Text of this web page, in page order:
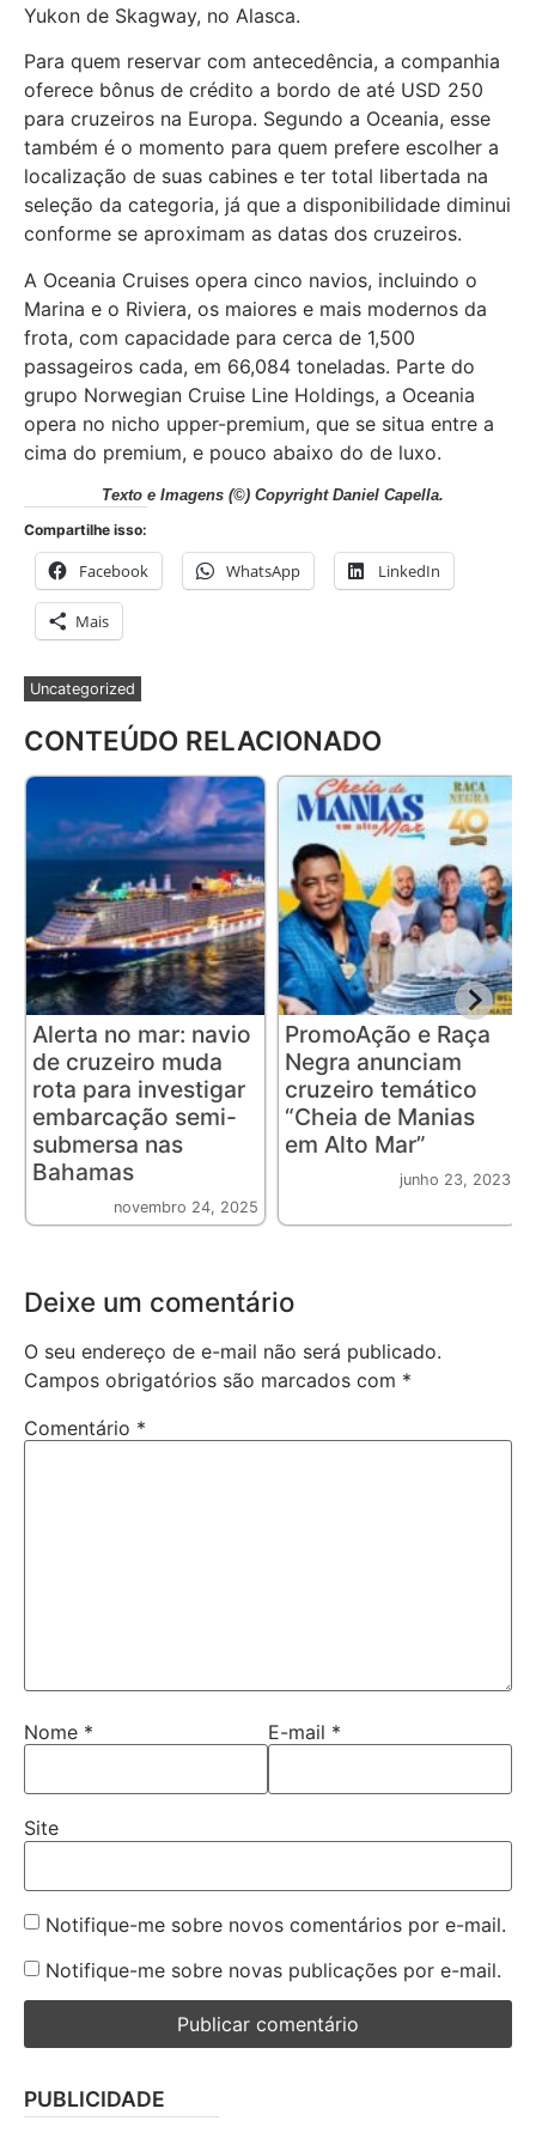
Yukon de Skagway, no Alasca.
Para quem reservar com antecedência, a companhia
oferece bônus de crédito a bordo de até USD 250
para cruzeiros na Europa. Segundo a Oceania, esse
também é o momento para quem prefere escolher a
localização de suas cabines e ter total libertada na
seleção da categoria, já que a disponibilidade diminui
conforme se aproximam as datas dos cruzeiros.
A Oceania Cruises opera cinco navios, incluindo o
Marina e o Riviera, os maiores e mais modernos da
frota, com capacidade para cerca de 1,500
passageiros cada, em 66,084 toneladas. Parte do
grupo Norwegian Cruise Line Holdings, a Oceania
opera no nicho upper-premium, que se situa entre a
cima do premium, e pouco abaixo do de luxo.
Texto e Imagens (©) Copyright Daniel Capella.
Compartilhe isso:
Facebook WhatsApp LinkedIn
Mais
Uncategorized
CONTEÚDO RELACIONADO
Alerta no mar: navio
de cruzeiro muda
rota para investigar
embarcação semi-
submersa nas
Bahamas
novembro 24, 2025
PromoAção e Raça
Negra anunciam
cruzeiro temático
“Cheia de Manias
em Alto Mar”
junho 23, 2023
Deixe um comentário
O seu endereço de e-mail não será publicado.
Campos obrigatórios são marcados com *
Comentário *
Nome * E-mail *
Site
Notifique-me sobre novos comentários por e-mail.
Notifique-me sobre novas publicações por e-mail.
PUBLICIDADE